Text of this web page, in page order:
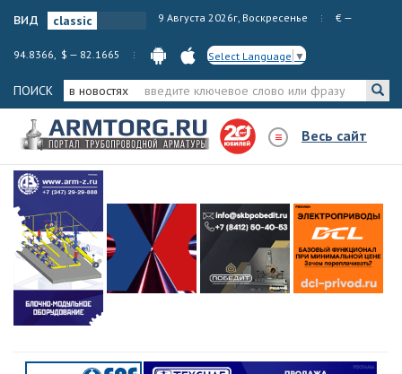
вид 9 Августа 2026г, Воскресенье € —
94.8366, $ — 82.1665 Select Language ▼
ПОИСК в новостях
Весь сайт